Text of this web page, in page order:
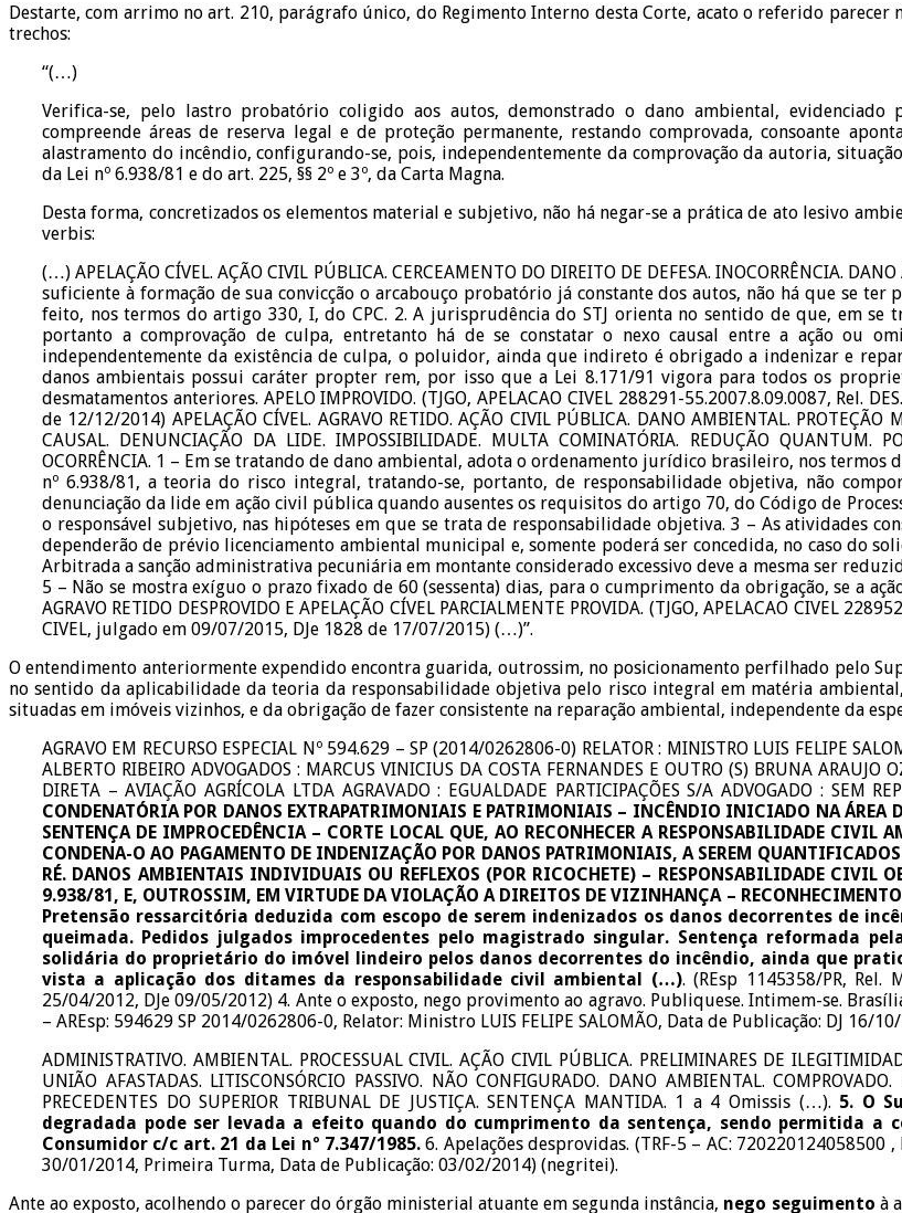
Destarte, com arrimo no art. 210, parágrafo único, do Regimento Interno desta Corte, acato o referido
trechos:
“(…)
Verifica-se, pelo lastro probatório coligido aos autos, demonstrado o dano ambiental, evidenciado
compreende áreas de reserva legal e de proteção permanente, restando comprovada, consoante
alastramento do incêndio, configurando-se, pois, independentemente da comprovação da autoria,
da Lei nº 6.938/81 e do art. 225, §§ 2º e 3º, da Carta Magna.
Desta forma, concretizados os elementos material e subjetivo, não há negar-se a prática de ato lesivo
verbis:
(…) APELAÇÃO CÍVEL. AÇÃO CIVIL PÚBLICA. CERCEAMENTO DO DIREITO DE DEFESA. INOCORRÊNCIA.
suficiente à formação de sua convicção o arcabouço probatório já constante dos autos, não há que se
feito, nos termos do artigo 330, I, do CPC. 2. A jurisprudência do STJ orienta no sentido de que, em se
portanto a comprovação de culpa, entretanto há de se constatar o nexo causal entre a ação ou
independentemente da existência de culpa, o poluidor, ainda que indireto é obrigado a indenizar e
danos ambientais possui caráter propter rem, por isso que a Lei 8.171/91 vigora para todos os
desmatamentos anteriores. APELO IMPROVIDO. (TJGO, APELACAO CIVEL 288291-55.2007.8.09.0087, Rel.
de 12/12/2014) APELAÇÃO CÍVEL. AGRAVO RETIDO. AÇÃO CIVIL PÚBLICA. DANO AMBIENTAL. PROTEÇÃO
CAUSAL. DENUNCIAÇÃO DA LIDE. IMPOSSIBILIDADE. MULTA COMINATÓRIA. REDUÇÃO QUANTUM.
OCORRÊNCIA. 1 – Em se tratando de dano ambiental, adota o ordenamento jurídico brasileiro, nos termos
nº 6.938/81, a teoria do risco integral, tratando-se, portanto, de responsabilidade objetiva, não
denunciação da lide em ação civil pública quando ausentes os requisitos do artigo 70, do Código de
o responsável subjetivo, nas hipóteses em que se trata de responsabilidade objetiva. 3 – As atividades
dependerão de prévio licenciamento ambiental municipal e, somente poderá ser concedida, no caso do
Arbitrada a sanção administrativa pecuniária em montante considerado excessivo deve a mesma ser
5 – Não se mostra exíguo o prazo fixado de 60 (sessenta) dias, para o cumprimento da obrigação, se a ação
AGRAVO RETIDO DESPROVIDO E APELAÇÃO CÍVEL PARCIALMENTE PROVIDA. (TJGO, APELACAO CIVEL
CIVEL, julgado em 09/07/2015, DJe 1828 de 17/07/2015) (…)”.
O entendimento anteriormente expendido encontra guarida, outrossim, no posicionamento perfilhado pelo
no sentido da aplicabilidade da teoria da responsabilidade objetiva pelo risco integral em matéria
situadas em imóveis vizinhos, e da obrigação de fazer consistente na reparação ambiental, independente da
AGRAVO EM RECURSO ESPECIAL Nº 594.629 – SP (2014/0262806-0) RELATOR : MINISTRO LUIS FELIPE
ALBERTO RIBEIRO ADVOGADOS : MARCUS VINICIUS DA COSTA FERNANDES E OUTRO (S) BRUNA ARAUJO
DIRETA – AVIAÇÃO AGRÍCOLA LTDA AGRAVADO : EGUALDADE PARTICIPAÇÕES S/A ADVOGADO : SEM
CONDENATÓRIA POR DANOS EXTRAPATRIMONIAIS E PATRIMONIAIS – INCÊNDIO INICIADO NA ÁREA
SENTENÇA DE IMPROCEDÊNCIA – CORTE LOCAL QUE, AO RECONHECER A RESPONSABILIDADE
CONDENA-O AO PAGAMENTO DE INDENIZAÇÃO POR DANOS PATRIMONIAIS, A SEREM
RÉ. DANOS AMBIENTAIS INDIVIDUAIS OU REFLEXOS (POR RICOCHETE) – RESPONSABILIDADE CIVIL
9.938/81, E, OUTROSSIM, EM VIRTUDE DA VIOLAÇÃO A DIREITOS DE VIZINHANÇA –
Pretensão ressarcitória deduzida com escopo de serem indenizados os danos decorrentes de
queimada. Pedidos julgados improcedentes pelo magistrado singular. Sentença reformada
solidária do proprietário do imóvel lindeiro pelos danos decorrentes do incêndio, ainda que
vista a aplicação dos ditames da responsabilidade civil ambiental (…). (REsp 1145358/PR, Rel.
25/04/2012, DJe 09/05/2012) 4. Ante o exposto, nego provimento ao agravo. Publiquese. Intimem-se.
– AREsp: 594629 SP 2014/0262806-0, Relator: Ministro LUIS FELIPE SALOMÃO, Data de Publicação: DJ 16/
ADMINISTRATIVO. AMBIENTAL. PROCESSUAL CIVIL. AÇÃO CIVIL PÚBLICA. PRELIMINARES DE
UNIÃO AFASTADAS. LITISCONSÓRCIO PASSIVO. NÃO CONFIGURADO. DANO AMBIENTAL.
PRECEDENTES DO SUPERIOR TRIBUNAL DE JUSTIÇA. SENTENÇA MANTIDA. 1 a 4 Omissis (…). 5. O
degradada pode ser levada a efeito quando do cumprimento da sentença, sendo permitida a
Consumidor c/c art. 21 da Lei nº 7.347/1985. 6. Apelações desprovidas. (TRF-5 – AC:
30/01/2014, Primeira Turma, Data de Publicação: 03/02/2014) (negritei).
Ante ao exposto, acolhendo o parecer do órgão ministerial atuante em segunda instância, nego seguimento à